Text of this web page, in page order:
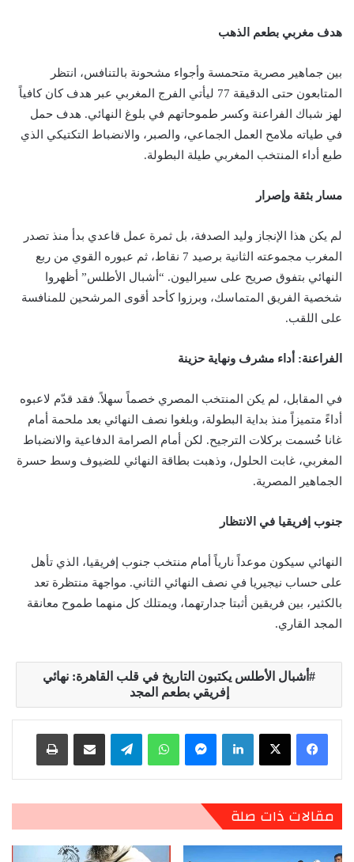
هدف مغربي بطعم الذهب
بين جماهير مصرية متحمسة وأجواء مشحونة بالتنافس، انتظر
المتابعون حتى الدقيقة 77 ليأتي الفرج المغربي عبر هدف كان كافياً
لهز شباك الفراعنة وكسر طموحاتهم في بلوغ النهائي. هدف حمل
في طياته ملامح العمل الجماعي، والصبر، والانضباط التكتيكي الذي
طبع أداء المنتخب المغربي طيلة البطولة.
مسار بثقة وإصرار
لم يكن هذا الإنجاز وليد الصدفة، بل ثمرة عمل قاعدي بدأ منذ تصدر
المغرب مجموعته الثانية برصيد 7 نقاط، ثم عبوره القوي من ربع
النهائي بتفوق صريح على سيراليون. “أشبال الأطلس” أظهروا
شخصية الفريق المتماسك، وبرزوا كأحد أقوى المرشحين للمنافسة
على اللقب.
الفراعنة: أداء مشرف ونهاية حزينة
في المقابل، لم يكن المنتخب المصري خصماً سهلاً. فقد قدّم لاعبوه
أداءً متميزاً منذ بداية البطولة، وبلغوا نصف النهائي بعد ملحمة أمام
غانا حُسمت بركلات الترجيح. لكن أمام الصرامة الدفاعية والانضباط
المغربي، غابت الحلول، وذهبت بطاقة النهائي للضيوف وسط حسرة
الجماهير المصرية.
جنوب إفريقيا في الانتظار
النهائي سيكون موعداً نارياً أمام منتخب جنوب إفريقيا، الذي تأهل
على حساب نيجيريا في نصف النهائي الثاني. مواجهة منتظرة تعد
بالكثير، بين فريقين أثبتا جدارتهما، ويمتلك كل منهما طموح معانقة
المجد القاري.
أشبال الأطلس يكتبون التاريخ في قلب القاهرة: نهائي
إفريقي بطعم المجد
لينكدإن ماسنجر واتساب تيلقرام مشاركة عبر البريد طباعة
مقالات ذات صلة